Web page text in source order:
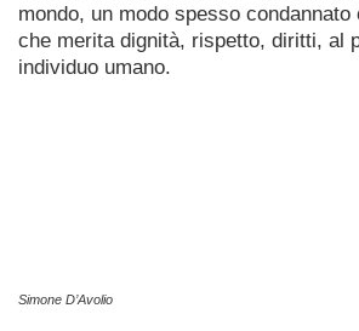
mondo, un modo spesso
che merita dignità, rispetto, diritti, al
individuo umano.
Simone D’Avolio